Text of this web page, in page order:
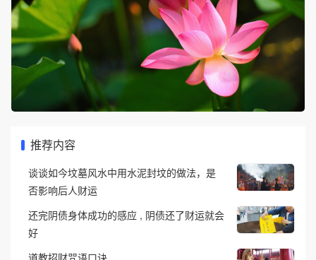
推荐内容
谈谈如今坟墓风水中用水泥封坟的做法，是
否影响后人财运
还完阴债身体成功的感应 , 阴债还了财运就会
好